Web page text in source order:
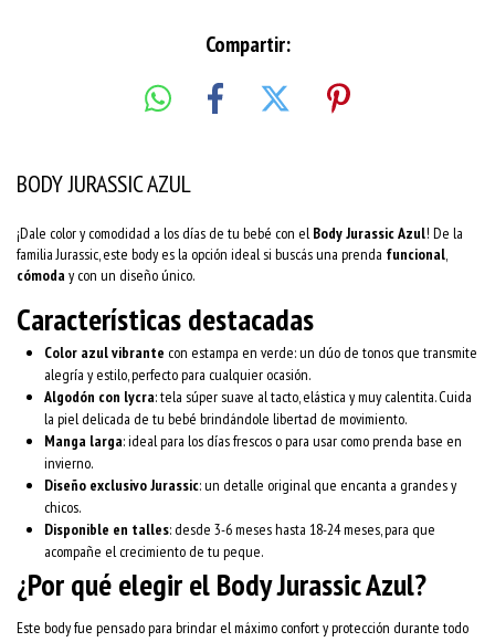
Compartir:
BODY JURASSIC AZUL
¡Dale color y comodidad a los días de tu bebé con el Body Jurassic Azul! De la
familia Jurassic, este body es la opción ideal si buscás una prenda funcional
cómoda y con un diseño único.
Características destacadas
Color azul vibrante con estampa en verde: un dúo de tonos que transmite
alegría y estilo, perfecto para cualquier ocasión.
Algodón con lycra: tela súper suave al tacto, elástica y muy calentita. Cuida
la piel delicada de tu bebé brindándole libertad de movimiento.
Manga larga: ideal para los días frescos o para usar como prenda base en
invierno.
Diseño exclusivo Jurassic: un detalle original que encanta a grandes y
chicos.
Disponible en talles: desde 3-6 meses hasta 18-24 meses, para que
acompañe el crecimiento de tu peque.
¿Por qué elegir el Body Jurassic Azul?
Este body fue pensado para brindar el máximo confort y protección durante todo